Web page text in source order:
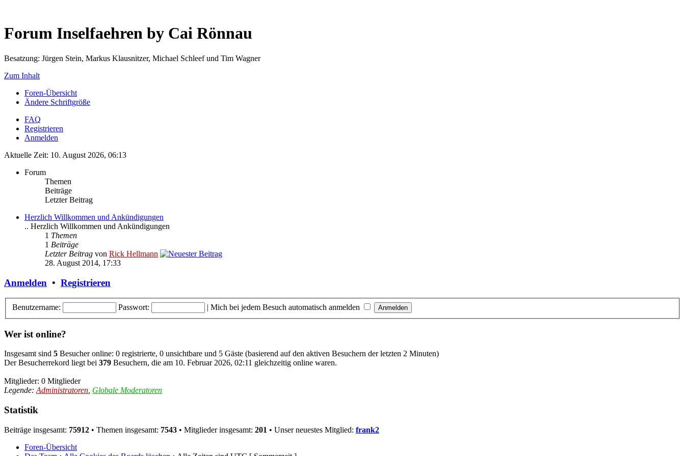
Forum Inselfaehren by Cai Rönnau
Besatzung: Jürgen Stein, Markus Klausnitzer, Michael Schleef und Tim Wagner
Zum Inhalt
Foren-Übersicht
Ändere Schriftgröße
FAQ
Registrieren
Anmelden
Aktuelle Zeit: 10. August 2026, 06:13
Forum
Themen
Beiträge
Letzter Beitrag
Herzlich Willkommen und Ankündigungen
.. Herzlich Willkommen und Ankündigungen
1 Themen
1 Beiträge
Letzter Beitrag von Rick Hellmann
28. August 2014, 17:33
Anmelden • Registrieren
Benutzername: Passwort: | Mich bei jedem Besuch automatisch anmelden
Wer ist online?
Insgesamt sind 5 Besucher online: 0 registrierte, 0 unsichtbare und 5 Gäste (basierend auf den aktiven Besuchern der letzten 2 Minuten)
Der Besucherrekord liegt bei 379 Besuchern, die am 10. Februar 2026, 02:11 gleichzeitig online waren.
Mitglieder: 0 Mitglieder
Legende: Administratoren Globale Moderatoren
Statistik
Beiträge insgesamt: 75912 • Themen insgesamt: 7543 • Mitglieder insgesamt: 201 • Unser neuestes Mitglied: frank2
Foren-Übersicht